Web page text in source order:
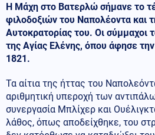
Η Μάχη στο Βατερλώ σήμανε το
φιλοδοξιών του Ναπολέοντα και
Αυτοκρατορίας του. Οι σύμμαχοι
της Αγίας Ελένης, όπου άφησε
1821.
Τα αίτια της ήττας του
αριθμητική υπεροχή των
συνεργασία Μπλίχερ και
λάθος, όπως αποδείχθηκε, του